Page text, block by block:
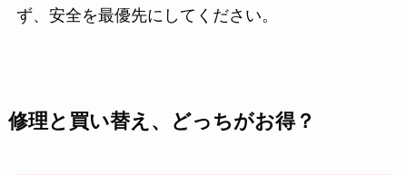
ず、安全を最優先にしてください。
修理と買い替え、どっちがお得？